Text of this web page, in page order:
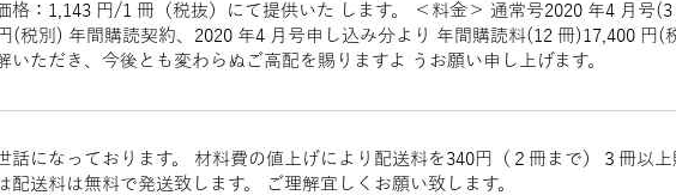
格：1,143 円/1 冊（税抜）にて提供いた します。 ＜料⾦＞ 通常号2020 年4 ⽉号
(税別) 年間購読契約、2020 年4 ⽉号申し込み分より 年間購読料(12 冊)17,400 円(
いただき、今後とも変わらぬご⾼配を賜りますよ うお願い申し上げます。
話になっております。 材料費の値上げにより配送料を340円（２冊まで）３冊以
配送料は無料で発送致します。 ご理解宜しくお願い致します。